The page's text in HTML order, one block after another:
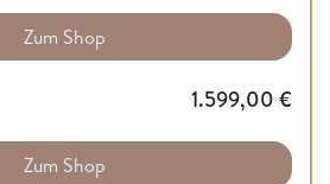
Zum Shop
1.599,00 €
Zum Shop